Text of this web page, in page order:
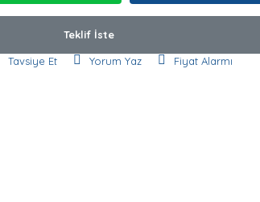
Teklif İste
Tavsiye Et Yorum Yaz Fiyat Alarmı